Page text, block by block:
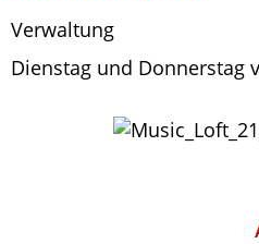
Verwaltung
Dienstag und Donnerstag